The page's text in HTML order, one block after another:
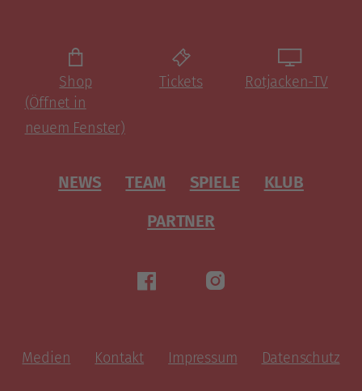
Shop
(Öffnet in
neuem Fenster)
Tickets Rotjacken-TV
NEWS TEAM SPIELE
KLUB
PARTNER
Medien Kontakt Impressum Datenschutz